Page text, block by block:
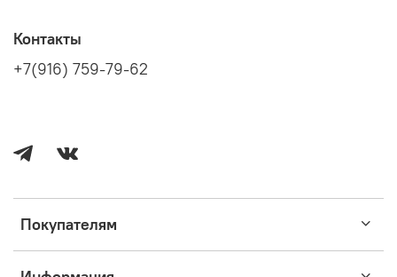
Покупателям
Контакты
+7(916) 759-79-62